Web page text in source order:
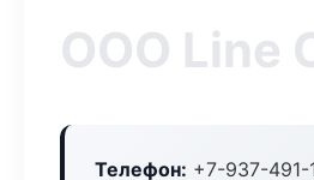
ООО Line
Телефон: +7-937-491-